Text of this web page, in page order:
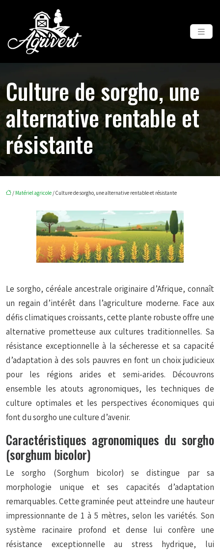
Culture de sorgho, une
alternative rentable et
résistante
/ Matériel agricole / Culture de sorgho, une alternative rentable et résistante
Le sorgho, céréale ancestrale originaire d’Afrique, connaît
un regain d’intérêt dans l’agriculture moderne. Face aux
défis climatiques croissants, cette plante robuste offre une
alternative prometteuse aux cultures traditionnelles. Sa
résistance exceptionnelle à la sécheresse et sa capacité
d’adaptation à des sols pauvres en font un choix judicieux
pour les régions arides et semi-arides. Découvrons
ensemble les atouts agronomiques, les techniques de
culture optimales et les perspectives économiques qui
font du sorgho une culture d’avenir.
Caractéristiques agronomiques du sorgho
(sorghum bicolor)
Le sorgho (Sorghum bicolor) se distingue par sa
morphologie unique et ses capacités d’adaptation
remarquables. Cette graminée peut atteindre une hauteur
impressionnante de 1 à 5 mètres, selon les variétés. Son
système racinaire profond et dense lui confère une
résistance exceptionnelle au stress hydrique, lui